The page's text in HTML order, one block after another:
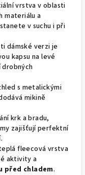
vrstva v oblasti
materiálu a
v suchu i při
dámské verzi je
kapsu na levé
s metalickými
mikině
krk a bradu,
zajišťují perfektní
fleecová vrstva
aktivity a
před chladem.